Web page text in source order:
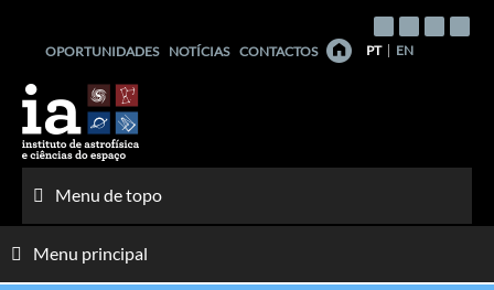
conteúdo
OPORTUNIDADES NOTÍCIAS CONTACTOS PT EN
Menu de topo
Menu principal